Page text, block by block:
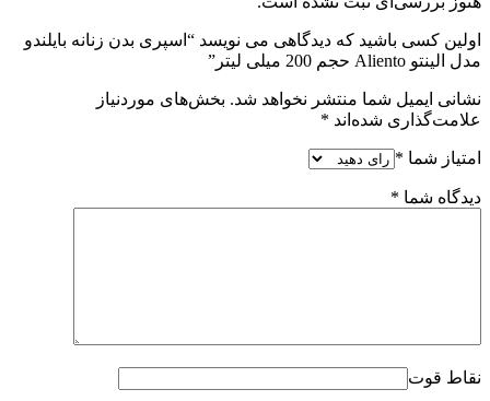
اولین کسی باشید که دیدگاهی می نویسد “اسپری بدن زنانه بایلندو
مدل الینتو Aliento حجم 200 میلی لیتر”
نشانی ایمیل شما منتشر نخواهد شد. بخش‌های موردنیاز
علامت‌گذاری شده‌اند *
امتیاز شما *
دیدگاه شما *
نقاط قوت